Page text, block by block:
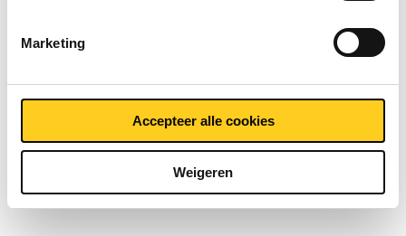
Marketing
Accepteer alle cookies
Weigeren